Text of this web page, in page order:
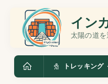
イン
太陽の道
トレッキング